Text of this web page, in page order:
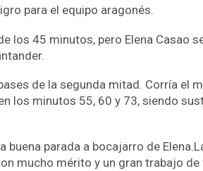
para el equipo aragonés.
los 45 minutos, pero Elena Casao
de la segunda mitad. Corría el
los minutos 55, 60 y 73, siendo
parada a bocajarro de
mucho mérito y un gran trabajo